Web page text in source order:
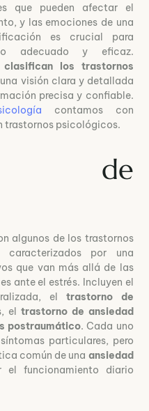
que pueden afectar el
y las emociones de una
es crucial para
adecuado y eficaz.
los trastornos
visión clara y detallada
precisa y confiable.
contamos con
trastornos psicológicos.
de
algunos de los trastornos
caracterizados por una
que van más allá de las
ante el estrés. Incluyen el
el trastorno de
el trastorno de ansiedad
postraumático. Cada uno
particulares, pero
común de una ansiedad
el funcionamiento diario